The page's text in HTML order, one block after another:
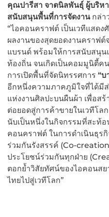
คุณปารีสา จาตนิลพันธุ์ ผู้บริห
สนับสนุนพื้นที่การจัดงาน กล่า
“ไอคอนคราฟต์ เป็นเวทีแสด
ผลงานของสุดยอดงานคราฟต์
แบรนด์ พร้อมให้การสนับสนุ
ท้องถิ่น จนเกิดเป็นคอมมูนิตี้ค
การเปิดพื้นที่จัดนิทรรศการ “บ
อีกหนึ่งความภาคภูมิใจที่ได้
แห่งงานศิลปะบนผืนผ้า เพื่อ
ต่อยอดสู่การค้าขายในเวทีโล
นับเป็นหนึ่งในกิจกรรมที่สะท้
คอนคราฟต์ ในการดำเนินธุรกิ
ร่วมกันรังสรรค์ (Co-
ประโยชน์ร่วมกันทุกฝ่าย
ตอกย้ำวิสัยทัศน์ของไอคอนส
ไทยไปสู่เวทีโลก”